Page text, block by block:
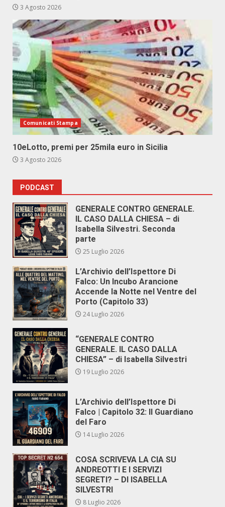
3 Agosto 2026
Comunicati Stampa
10eLotto, premi per 25mila euro in Sicilia
3 Agosto 2026
PODCAST
GENERALE CONTRO GENERALE.
IL CASO DALLA CHIESA – di
Isabella Silvestri. Seconda
parte
25 Luglio 2026
L’Archivio dell’Ispettore Di
Falco: Un Incubo Arancione
Accende la Notte nel Ventre del
Porto (Capitolo 33)
24 Luglio 2026
“GENERALE CONTRO
GENERALE. IL CASO DALLA
CHIESA” – di Isabella Silvestri
19 Luglio 2026
L’Archivio dell’Ispettore Di
Falco | Capitolo 32: Il Guardiano
del Faro
14 Luglio 2026
COSA SCRIVEVA LA CIA SU
ANDREOTTI E I SERVIZI
SEGRETI? – DI ISABELLA
SILVESTRI
8 Luglio 2026